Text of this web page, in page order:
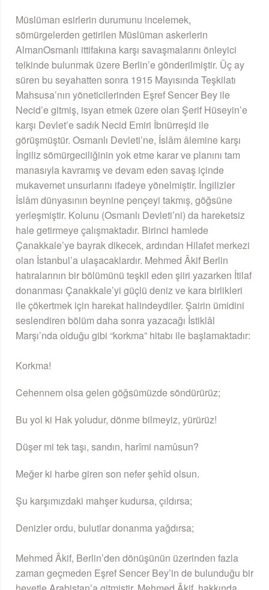
Müslüman esirlerin durumunu incelemek,
sömürgelerden getirilen Müslüman askerlerin
AlmanOsmanlı ittifakına karşı savaşmalarını önleyici
telkinde bulunmak üzere Berlin’e gönderilmiştir. Üç ay
süren bu seyahatten sonra 1915 Mayısında Teşkilatı
Mahsusa’nın yöneticilerinden Eşref Sencer Bey ile
Necid’e gitmiş, isyan etmek üzere olan Şerif Hüseyin’e
karşı Devlet’e sadık Necid Emiri İbnürreşid ile
görüşmüştür. Osmanlı Devleti’ne, İslâm âlemine karşı
İngiliz sömürgeciliğinin yok etme karar ve planını tam
manasıyla kavramış ve devam eden savaş içinde
mukavemet unsurlarını ifadeye yönelmiştir. İngilizler
İslâm dünyasının beynine pençeyi takmış, göğsüne
yerleşmiştir. Kolunu (Osmanlı Devleti’ni) da hareketsiz
hale getirmeye çalışmaktadır. Birinci hamlede
Çanakkale’ye bayrak dikecek, ardından Hilafet merkezi
olan İstanbul’a ulaşacaklardır. Mehmed Âkif Berlin
hatıralarının bir bölümünü teşkil eden şiiri yazarken İtilaf
donanması Çanakkale’yi güçlü deniz ve kara birlikleri
ile çökertmek için harekat halindeydiler. Şairin ümidini
seslendiren bölüm daha sonra yazacağı İstiklâl
Marşı’nda olduğu gibi “korkma” hitabı ile başlamaktadır:
Korkma!
Cehennem olsa gelen göğsümüzde söndürürüz;
Bu yol ki Hak yoludur, dönme bilmeyiz, yürürüz!
Düşer mi tek taşı, sandın, harîmi namûsun?
Meğer ki harbe giren son nefer şehîd olsun.
Şu karşımızdaki mahşer kudursa, çıldırsa;
Denizler ordu, bulutlar donanma yağdırsa;
Mehmed Âkif, Berlin’den dönüşünün üzerinden fazla
zaman geçmeden Eşref Sencer Bey’in de bulunduğu bir